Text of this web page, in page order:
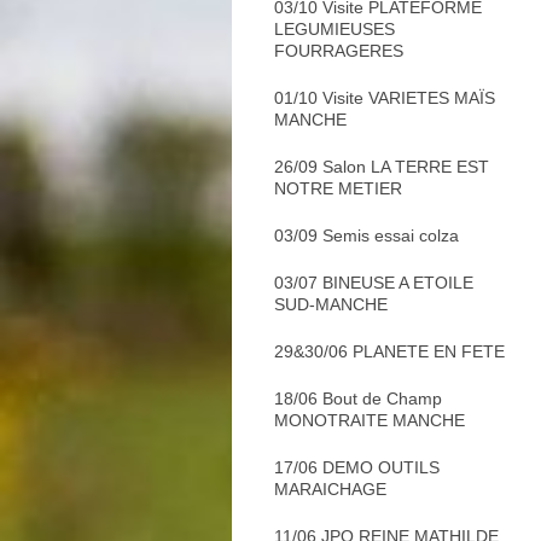
03/10 Visite PLATEFORME
LEGUMIEUSES
FOURRAGERES
01/10 Visite VARIETES MAÏS
MANCHE
26/09 Salon LA TERRE EST
NOTRE METIER
03/09 Semis essai colza
03/07 BINEUSE A ETOILE
SUD-MANCHE
29&30/06 PLANETE EN FETE
18/06 Bout de Champ
MONOTRAITE MANCHE
17/06 DEMO OUTILS
MARAICHAGE
11/06 JPO REINE MATHILDE